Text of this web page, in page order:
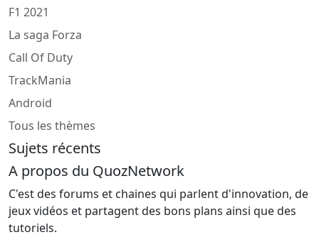
F1 2021
La saga Forza
Call Of Duty
TrackMania
Android
Tous les thèmes
Sujets récents
A propos du QuozNetwork
C'est des forums et chaines qui parlent d'innovation, de
jeux vidéos et partagent des bons plans ainsi que des
tutoriels.